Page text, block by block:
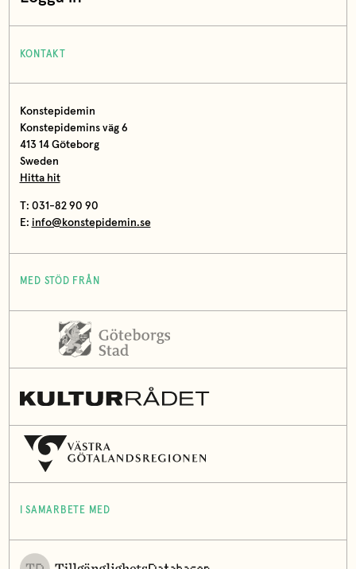
KONTAKT
Konstepidemin
Konstepidemins väg 6
413 14 Göteborg
Sweden
Hitta hit
T: 031-82 90 90
E: info@konstepidemin.se
MED STÖD FRÅN
I SAMARBETE MED